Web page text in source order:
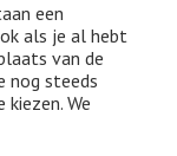
een
als je al hebt
van de
nog steeds
We